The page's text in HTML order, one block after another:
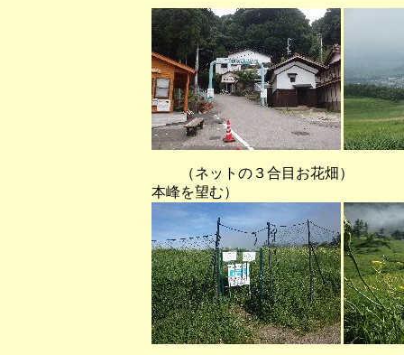
（ネットの３合目お花畑） （
本峰を望む）